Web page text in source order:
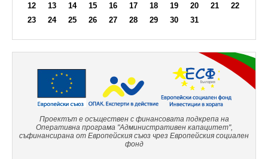
12
13 14 15 16 17 18 19 20 21
22
23
24 25 26 27 28 29 30 31
Проектът е осъществен с финансовата подкрепа на
Оперативна програма "Административен капацитет",
съфинансирана от Европейския съюз чрез Европейския социален
фонд